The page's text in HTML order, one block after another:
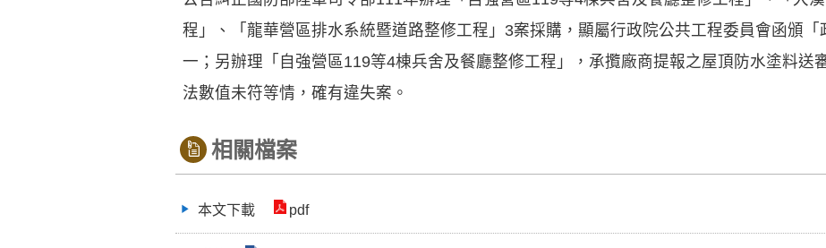
程」、「龍華營區排水系統暨道路整修工程」3案採購，顯屬行政院公共工程委員會函頒
一；另辦理「自強營區119等4棟兵舍及餐廳整修工程」，承攬廠商提報之屋頂防水塗料送
法數值未符等情，確有違失案。
相關檔案
本文下載 pdf